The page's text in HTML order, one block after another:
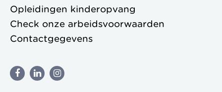
Opleidingen kinderopvang
Check onze arbeidsvoorwaarden
Contactgegevens